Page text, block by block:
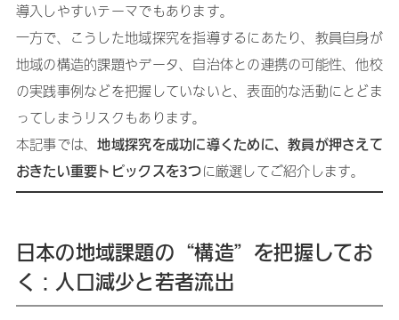
導入しやすいテーマでもあります。
一方で、こうした地域探究を指導するにあたり、教員自身が
地域の構造的課題やデータ、自治体との連携の可能性、他校
の実践事例などを把握していないと、表面的な活動にとどま
ってしまうリスクもあります。
本記事では、地域探究を成功に導くために、教員が押さえて
おきたい重要トピックスを3つに厳選してご紹介します。
日本の地域課題の“構造”を把握してお
く：人口減少と若者流出